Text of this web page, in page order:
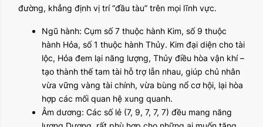
đường, khẳng định vị trí “đầu tàu” trên mọi lĩnh vực.
Ngũ hành: Cụm số 7 thuộc hành Kim, số 9 thuộc
hành Hỏa, số 1 thuộc hành Thủy. Kim đại diện cho tài
lộc, Hỏa đem lại năng lượng, Thủy điều hòa vận khí –
tạo thành thế tam tài hỗ trợ lẫn nhau, giúp chủ nhân
vừa vững vàng tài chính, vừa bùng nổ cơ hội, lại hòa
hợp các mối quan hệ xung quanh.
Âm dương: Các số lẻ (7, 9, 7, 7, 7) đều mang năng